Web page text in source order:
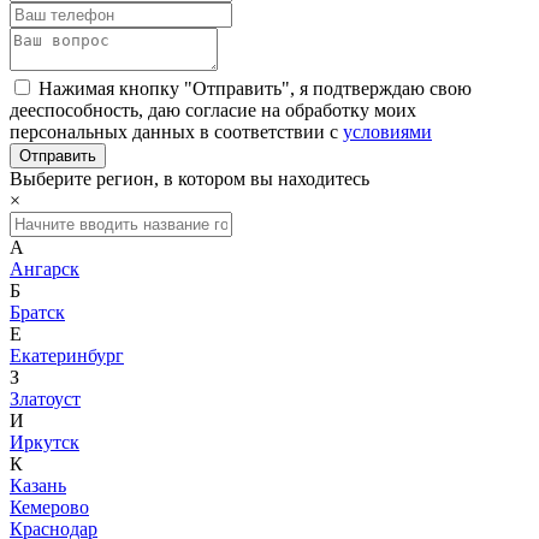
Нажимая кнопку "Отправить", я подтверждаю свою
дееспособность, даю согласие на обработку моих
персональных данных в соответствии с условиями
Выберите регион, в котором вы находитесь
×
А
Ангарск
Б
Братск
Е
Екатеринбург
З
Златоуст
И
Иркутск
К
Казань
Кемерово
Краснодар